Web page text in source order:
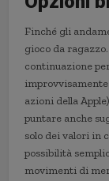
Finché gli
gioco da
continuazione
azioni della
puntare anche
solo dei valori in
possibilità
movimenti di